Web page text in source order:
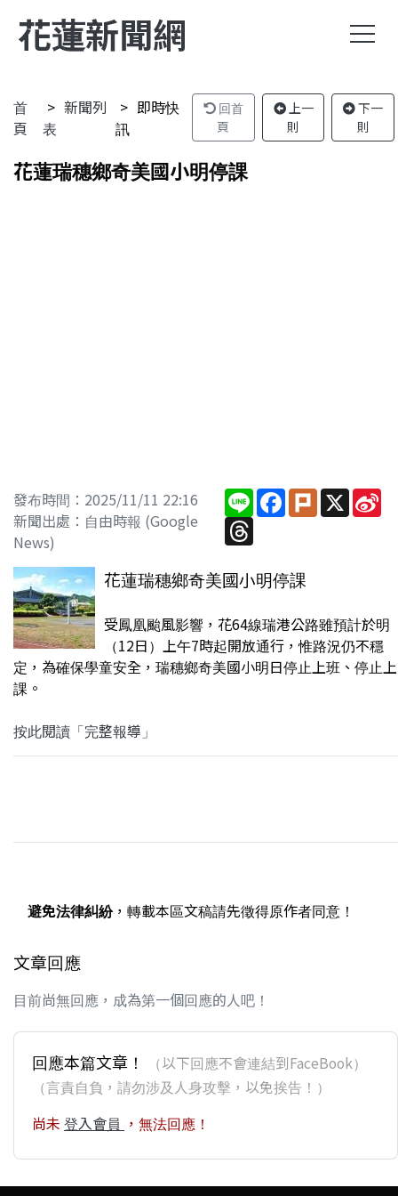
花蓮新聞網
首
頁
新聞列
表
即時快
訊
回首
頁
上一
則
下一
則
花蓮瑞穗鄉奇美國小明停課
發布時間：2025/11/11 22:16
新聞出處：自由時報 (Google
News)
Line Facebook
PlurkX
Threads
花蓮瑞穗鄉奇美國小明停課
受鳳凰颱風影響，花64線瑞港公路雖預計於明
（12日）上午7時起開放通行，惟路況仍不穩
定，為確保學童安全，瑞穗鄉奇美國小明日停止上班、停止上
課。
按此閱讀「完整報導」
避免法律糾紛，轉載本區文稿請先徵得原作者同意！
文章回應
目前尚無回應，成為第一個回應的人吧！
回應本篇文章！
（以下回應不會連結到FaceBook）
（言責自負，請勿涉及人身攻擊，以免挨告！）
尚未 登入會員 ，無法回應！